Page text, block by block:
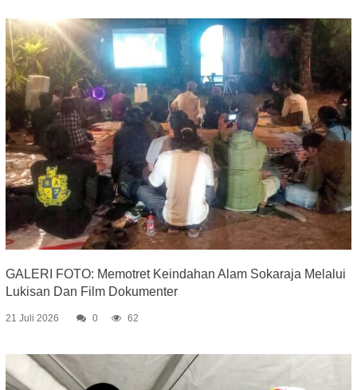
GALERI FOTO: Memotret Keindahan Alam Sokaraja Melalui
Lukisan Dan Film Dokumenter
21 Juli 2026 0 62